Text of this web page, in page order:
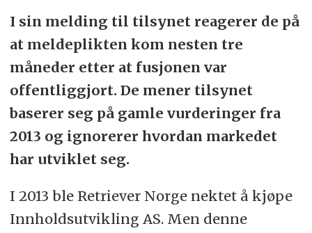
I sin melding til tilsynet reagerer de på
at meldeplikten kom nesten tre
måneder etter at fusjonen var
offentliggjort. De mener tilsynet
baserer seg på gamle vurderinger fra
2013 og ignorerer hvordan markedet
har utviklet seg.
I 2013 ble Retriever Norge nektet å kjøpe
Innholdsutvikling AS. Men denne